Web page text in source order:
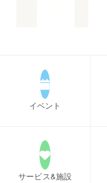
イベント
サービス&施設